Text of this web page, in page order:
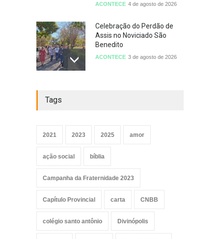
ACONTECE 4 de agosto de 2026
Celebração do Perdão de
Assis no Noviciado São
Benedito
ACONTECE 3 de agosto de 2026
Santa Clara de Assis: Mulher
Tags
2021 2023 2025 amor
ação social bíblia
Campanha da Fraternidade 2023
Capítulo Provincial carta CNBB
colégio santo antônio Divinópolis